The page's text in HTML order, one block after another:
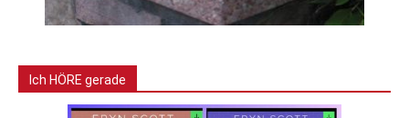
Ich HÖRE gerade